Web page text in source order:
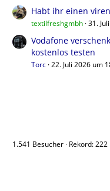
Habt ihr einen
textilfreshgmbh 31.
Vodafone
kostenlos testen
Torc 22. Juli 2026 um
1.541 Besucher Rekord: